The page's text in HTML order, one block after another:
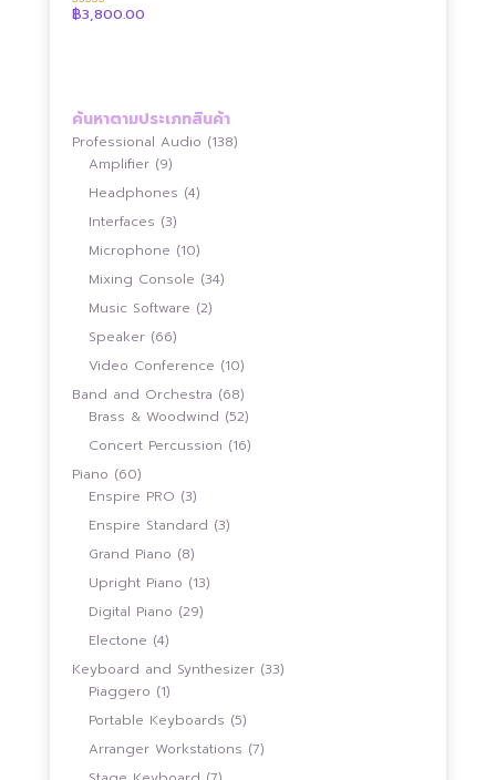
ให้คะแนน
฿3,800.00
ค้นหาตามประเภทสินค้า
Professional Audio 138138
Amplifier 99
สินค้า
Headphones 44
Interfaces 33
สินค้า
Microphone 1010
สินค้า
Mixing Console 3434
Music Software 22
Speaker 6666
Video Conference 1010
สินค้า
Band and Orchestra 6868
สินค้า
Brass & Woodwind 5252
สินค้า
Concert Percussion 1616
Piano 6060
สินค้า
Enspire PRO 33
สินค้า
Enspire Standard 33
Grand Piano 88
สินค้า
Upright Piano 1313
Digital Piano 2929
Electone 44
สินค้า
Keyboard and Synthesizer 3333
Piaggero 11
สินค้า
Portable Keyboards 55
สินค้า
Arranger Workstations 77